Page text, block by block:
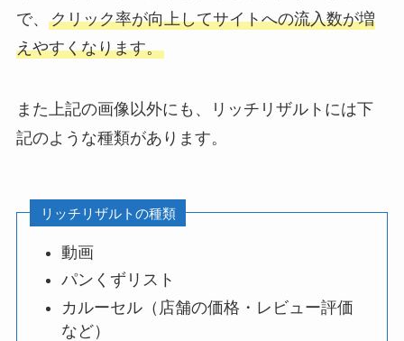
で、 クリック率が向上してサイトへの流入数が増
えやすくなります。
また上記の画像以外にも、リッチリザルトには下
記のような種類があります。
リッチリザルトの種類
動画
パンくずリスト
カルーセル（店舗の価格・レビュー評価
など）